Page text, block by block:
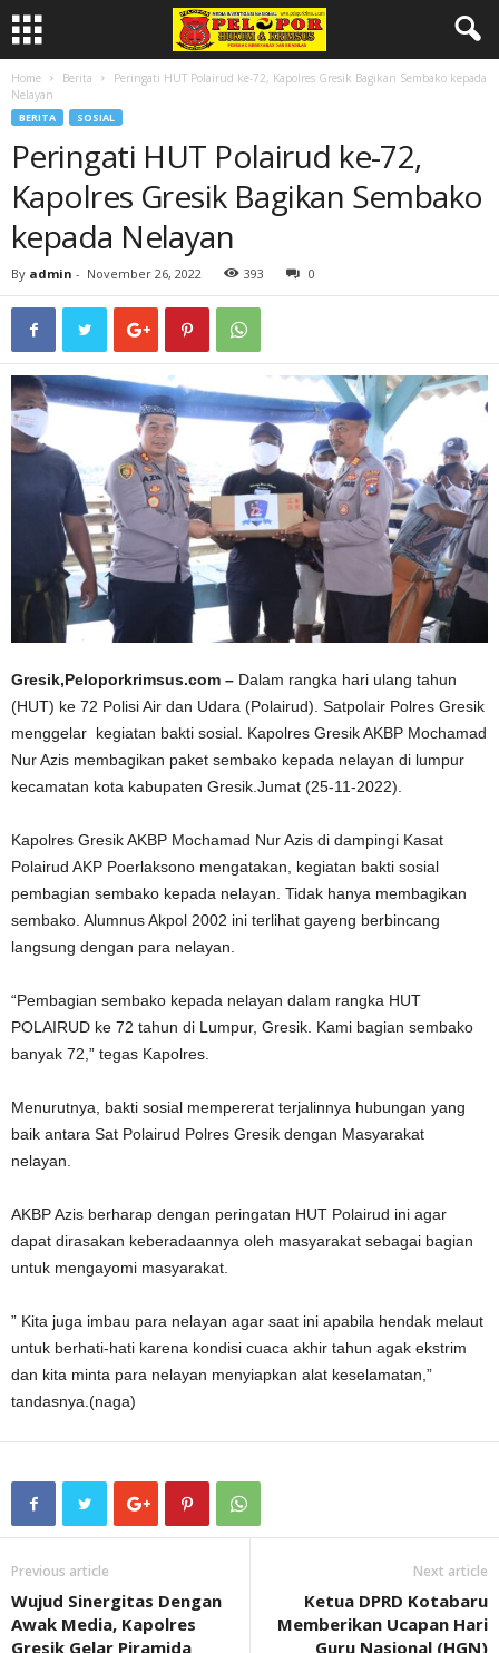
Home Berita
Peringati HUT Polairud ke-72, Kapolres Gresik Bagikan Sembako kepada
Nelayan
BERITA SOSIAL
Peringati HUT Polairud ke-72,
Kapolres Gresik Bagikan Sembako
kepada Nelayan
By admin - November 26, 2022 393 0
Gresik,Peloporkrimsus.com – Dalam rangka hari ulang tahun
(HUT) ke 72 Polisi Air dan Udara (Polairud). Satpolair Polres Gresik
menggelar kegiatan bakti sosial. Kapolres Gresik AKBP Mochamad
Nur Azis membagikan paket sembako kepada nelayan di lumpur
kecamatan kota kabupaten Gresik.Jumat (25-11-2022).
Kapolres Gresik AKBP Mochamad Nur Azis di dampingi Kasat
Polairud AKP Poerlaksono mengatakan, kegiatan bakti sosial
pembagian sembako kepada nelayan. Tidak hanya membagikan
sembako. Alumnus Akpol 2002 ini terlihat gayeng berbincang
langsung dengan para nelayan.
“Pembagian sembako kepada nelayan dalam rangka HUT
POLAIRUD ke 72 tahun di Lumpur, Gresik. Kami bagian sembako
banyak 72,” tegas Kapolres.
Menurutnya, bakti sosial mempererat terjalinnya hubungan yang
baik antara Sat Polairud Polres Gresik dengan Masyarakat
nelayan.
AKBP Azis berharap dengan peringatan HUT Polairud ini agar
dapat dirasakan keberadaannya oleh masyarakat sebagai bagian
untuk mengayomi masyarakat.
” Kita juga imbau para nelayan agar saat ini apabila hendak melaut
untuk berhati-hati karena kondisi cuaca akhir tahun agak ekstrim
dan kita minta para nelayan menyiapkan alat keselamatan,”
tandasnya.(naga)
Previous article
Wujud Sinergitas Dengan
Awak Media, Kapolres
Gresik Gelar Piramida
Next article
Ketua DPRD Kotabaru
Memberikan Ucapan Hari
Guru Nasional (HGN)